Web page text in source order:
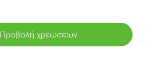
Προβολή χρεώσεων